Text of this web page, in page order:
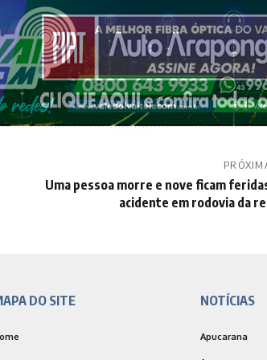
Uma pessoa morre e nove ficam
acidente em rodovia da
DO SITE NOTÍCIAS
Apucarana